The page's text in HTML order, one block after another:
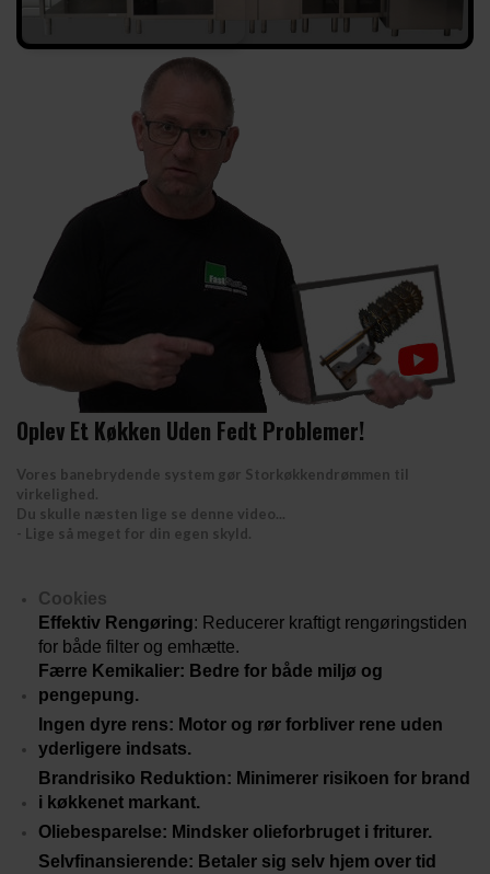
Oplev Et Køkken Uden Fedt Problemer!
Vores banebrydende system gør Storkøkkendrømmen til
virkelighed.
Du skulle næsten lige se denne video...
- Lige så meget for din egen skyld.
Cookies
Effektiv Rengøring: Reducerer kraftigt rengøringstiden
for både filter og emhætte.
Færre Kemikalier: Bedre for både miljø og
pengepung.
Ingen dyre rens: Motor og rør forbliver rene uden
yderligere indsats.
Brandrisiko Reduktion: Minimerer risikoen for brand
i køkkenet markant.
Oliebesparelse: Mindsker olieforbruget i friturer.
Selvfinansierende: Betaler sig selv hjem over tid